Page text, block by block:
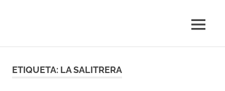
MENÚ
ETIQUETA: LA SALITRERA